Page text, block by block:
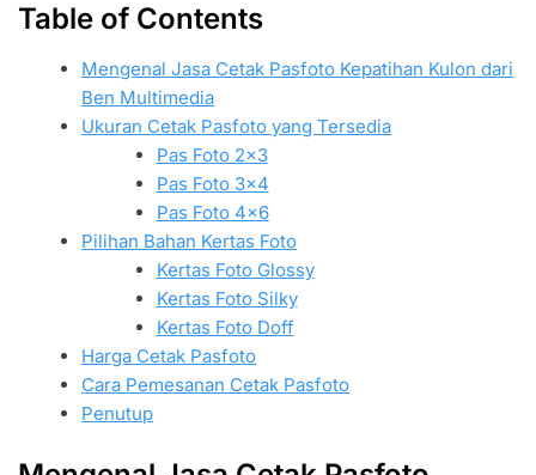
Table of Contents
Mengenal Jasa Cetak Pasfoto Kepatihan Kulon dari
Ben Multimedia
Ukuran Cetak Pasfoto yang Tersedia
Pas Foto 2×3
Pas Foto 3×4
Pas Foto 4×6
Pilihan Bahan Kertas Foto
Kertas Foto Glossy
Kertas Foto Silky
Kertas Foto Doff
Harga Cetak Pasfoto
Cara Pemesanan Cetak Pasfoto
Penutup